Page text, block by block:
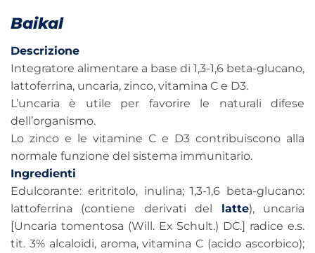
Baikal
Descrizione
Integratore alimentare a base di 1,3-1,6 beta-glucano,
lattoferrina, uncaria, zinco, vitamina C e D3.
L’uncaria è utile per favorire le naturali difese
dell’organismo.
Lo zinco e le vitamine C e D3 contribuiscono alla
normale funzione del sistema immunitario.
Ingredienti
Edulcorante: eritritolo, inulina; 1,3-1,6 beta-glucano:
lattoferrina (contiene derivati del latte), uncaria
[Uncaria tomentosa (Will. Ex Schult.) DC.] radice e.s.
tit. 3% alcaloidi, aroma, vitamina C (acido ascorbico);